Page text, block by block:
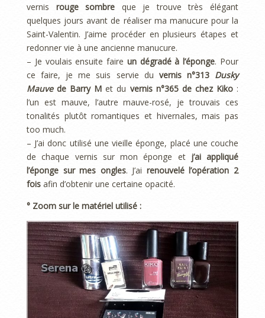
vernis rouge sombre que je trouve très élégant
quelques jours avant de réaliser ma manucure pour la
Saint-Valentin. J’aime procéder en plusieurs étapes et
redonner vie à une ancienne manucure.
– Je voulais ensuite faire un dégradé à l’éponge. Pour
ce faire, je me suis servie du vernis n°313Dusky
Mauvede Barry M et du vernis n°365 de chez Kiko:
l’un est mauve, l’autre mauve-rosé, je trouvais ces
tonalités plutôt romantiques et hivernales, mais pas
too much.
– J’ai donc utilisé une vieille éponge, placé une couche
de chaque vernis sur mon éponge et j’ai appliqué
l’éponge sur mes ongles. J’ai renouvelé l’opération 2
fois afin d’obtenir une certaine opacité.
° Zoom sur le matériel utilisé :